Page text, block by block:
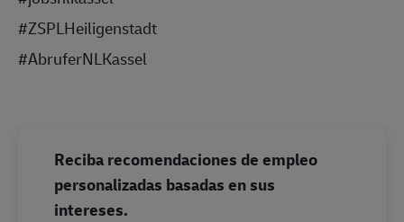
#ZSPLHeiligenstadt
#AbruferNLKassel
Reciba recomendaciones de empleo
personalizadas basadas en sus
intereses.